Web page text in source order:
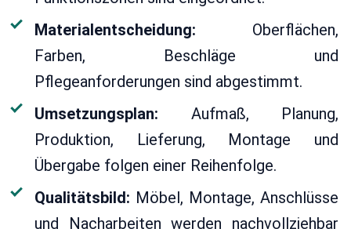
Materialentscheidung: Oberflächen,
Farben, Beschläge und
Pflegeanforderungen sind abgestimmt.
Umsetzungsplan: Aufmaß, Planung,
Produktion, Lieferung, Montage und
Übergabe folgen einer Reihenfolge.
Qualitätsbild: Möbel, Montage, Anschlüsse
und Nacharbeiten werden nachvollziehbar